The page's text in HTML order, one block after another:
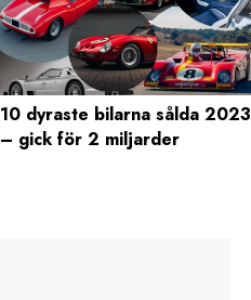
10 dyraste bilarna sålda 2023
– gick för 2 miljarder